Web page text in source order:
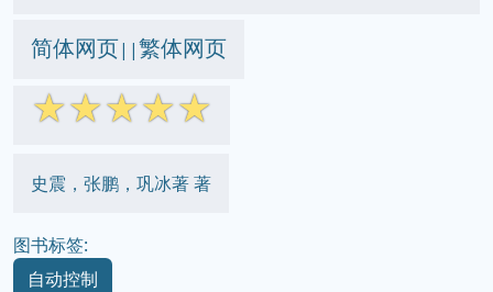
简体网页||繁体网页
☆☆☆☆☆
史震，张鹏，巩冰著 著
图书标签:
自动控制